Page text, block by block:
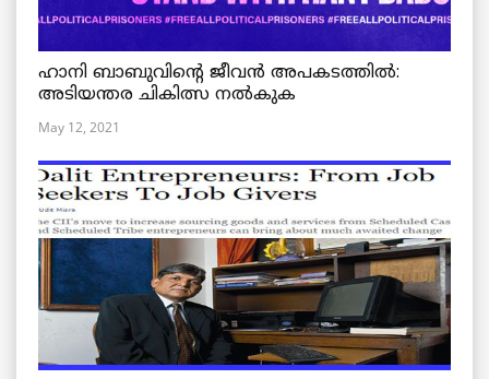
ഹാനി ബാബുവിന്റെ ജീവൻ അപകടത്തിൽ:
അടിയന്തര ചികിത്സ നൽകുക
May 12, 2021